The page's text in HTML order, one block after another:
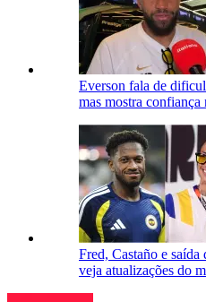
Everson fala de
mas mostra
Fred, Castaño e
veja atualizações do